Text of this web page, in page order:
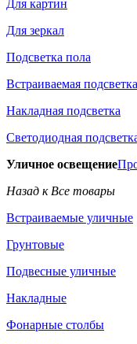
Для картин
Для зеркал
Подсветка пола
Встраиваемая подсветка
Накладная подсветка
Светодиодная
Уличное освещение
Назад к Все товары
Встраиваемые уличные
Грунтовые
Подвесные уличные
Накладные
Фонарные столбы